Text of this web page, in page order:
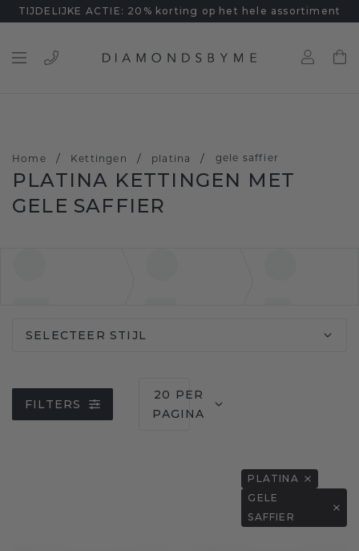
TIJDELIJKE ACTIE: 20% korting op het hele assortiment
Home / Kettingen / platina / gele saffier
PLATINA KETTINGEN MET
GELE SAFFIER
SELECTEER STIJL
FILTERS
20 PER
PAGINA
PLATINA
GELE
SAFFIER